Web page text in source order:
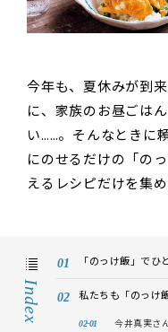
今年も、夏休みが到
に、家族のお昼ごは
い……。そんなときに
にのせるだけの「の
えるレシピだけを集め
Index
「のっけ飯」でひ
私たちも「のっけ
今井真実さ